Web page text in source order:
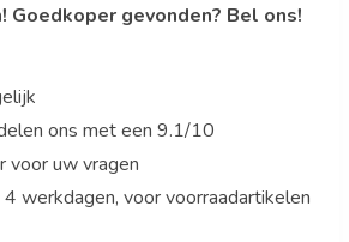
Goedkoper gevonden? Bel ons!
ons met een 9.1/10
voor uw vragen
werkdagen, voor voorraadartikelen